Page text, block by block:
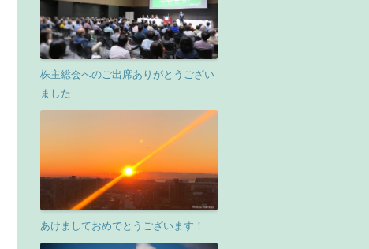
株主総会へのご出席ありがとうござい
ました
あけましておめでとうございます！